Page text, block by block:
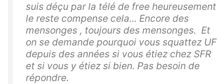
suis déçu par la télé de free heureusement
le reste compense cela... Encore des
mensonges , toujours des mensonges. Et
on se demande pourquoi vous squattez UF
depuis des années si vous étiez chez SFR
et si vous y étiez si bien. Pas besoin de
répondre.